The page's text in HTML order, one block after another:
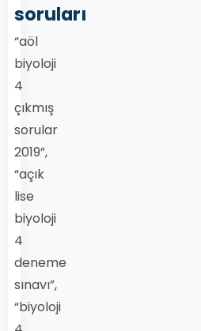
soruları
“aöl
biyoloji
4
çıkmış
sorular
2019”,
“açık
lise
biyoloji
4
deneme
sınavı”,
“biyoloji